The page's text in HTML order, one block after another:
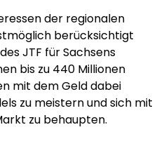
der regionalen
berücksichtigt
JTF für Sachsens
bis zu 440 Millionen
mit dem Geld dabei
zu meistern und sich mit
zu behaupten.